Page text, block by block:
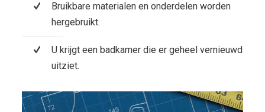
Bruikbare materialen en onderdelen worden
hergebruikt.
U krijgt een badkamer die er geheel vernieuwd
uitziet.